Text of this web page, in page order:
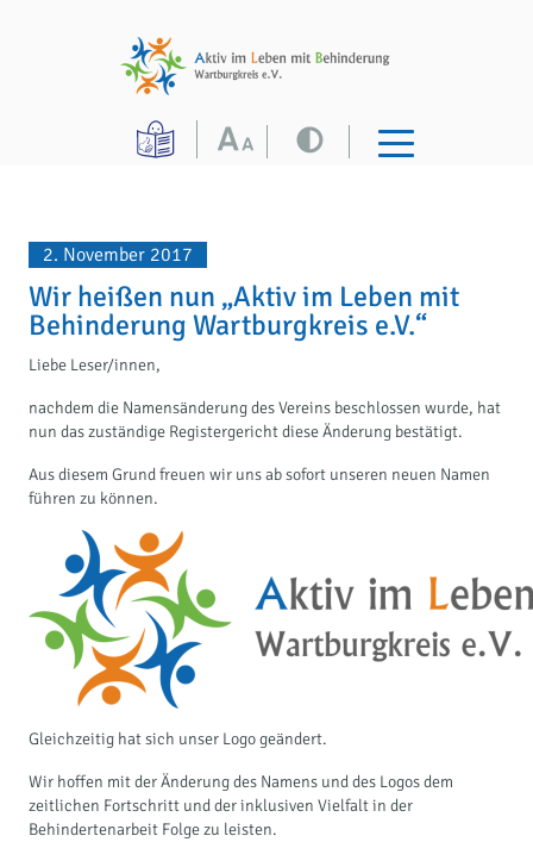
2. November 2017
Wir heißen nun „Aktiv im Leben mit
Behinderung Wartburgkreis e.V.“
Liebe Leser/innen,
nachdem die Namensänderung des Vereins beschlossen wurde, hat
nun das zuständige Registergericht diese Änderung bestätigt.
Aus diesem Grund freuen wir uns ab sofort unseren neuen Namen
führen zu können.
Gleichzeitig hat sich unser Logo geändert.
Wir hoffen mit der Änderung des Namens und des Logos dem
zeitlichen Fortschritt und der inklusiven Vielfalt in der
Behindertenarbeit Folge zu leisten.